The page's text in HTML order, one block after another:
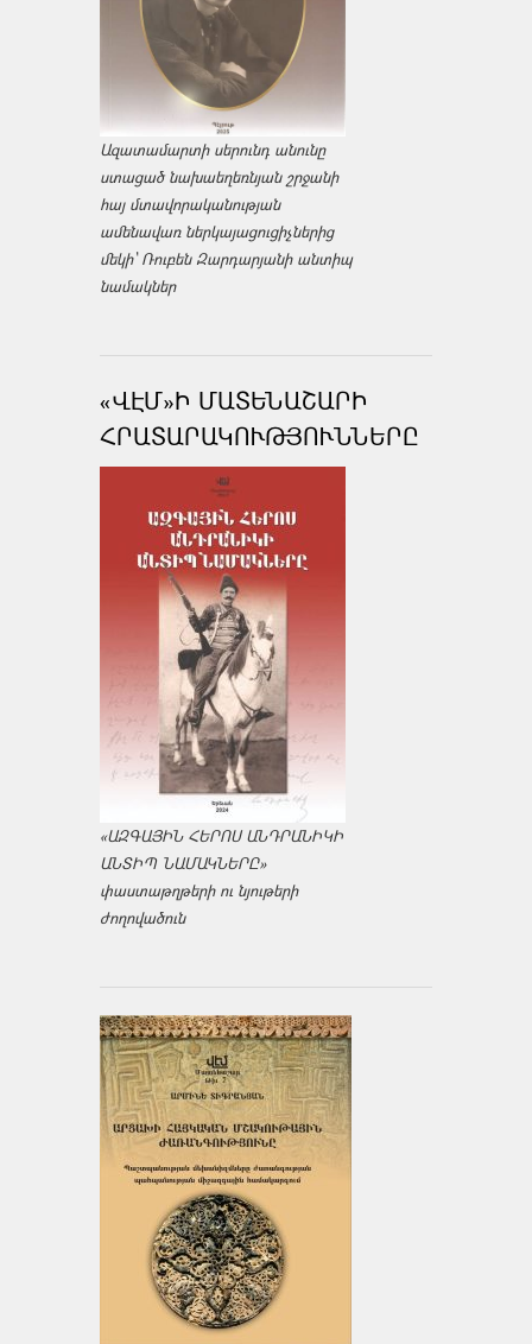
Ազատամարտի սերունդ անունը
ստացած նախաեղեռնյան շրջանի
հայ մտավորականության
ամենավառ ներկայացուցիչներից
մեկի՝ Ռուբեն Զարդարյանի անտիպ
նամակներ
«ՎԷՄ»Ի ՄԱՏԵՆԱՇԱՐԻ
ՀՐԱՏԱՐԱԿՈՒԹՅՈՒՆՆԵՐԸ
«ԱԶԳԱՅԻՆ ՀԵՐՈՍ ԱՆԴՐԱՆԻԿԻ
ԱՆՏԻՊ ՆԱՄԱԿՆԵՐԸ»
փաստաթղթերի ու նյութերի
ժողովածուն